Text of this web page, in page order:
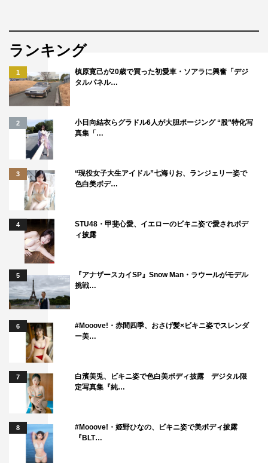
ランキング
1
槙原寛己が20歳で買った初愛車・ソアラに興奮「デジ
タルパネル…
2
小日向結衣らグラドル6人が大胆ポージング “股”特化写
真集「…
3
“現役女子大生アイドル”七海りお、ランジェリー姿で
色白美ボデ…
4
STU48・甲斐心愛、イエローのビキニ姿で愛されボデ
ィ披露
5
『アナザースカイSP』Snow Man・ラウールがモデル
挑戦…
6
#Mooove!・赤間四季、おさげ髪×ビキニ姿でスレンダ
ー美…
7
白濱美兎、ビキニ姿で色白美ボディ披露 デジタル限
定写真集『純…
8
#Mooove!・姫野ひなの、ビキニ姿で美ボディ披露
『BLT…